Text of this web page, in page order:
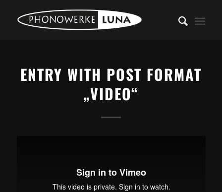
ENTRY WITH POST FORMAT
„VIDEO“